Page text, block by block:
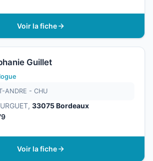
Voir la fiche
Guillet
ANDRE - CHU
33075 Bordeaux
Voir la fiche